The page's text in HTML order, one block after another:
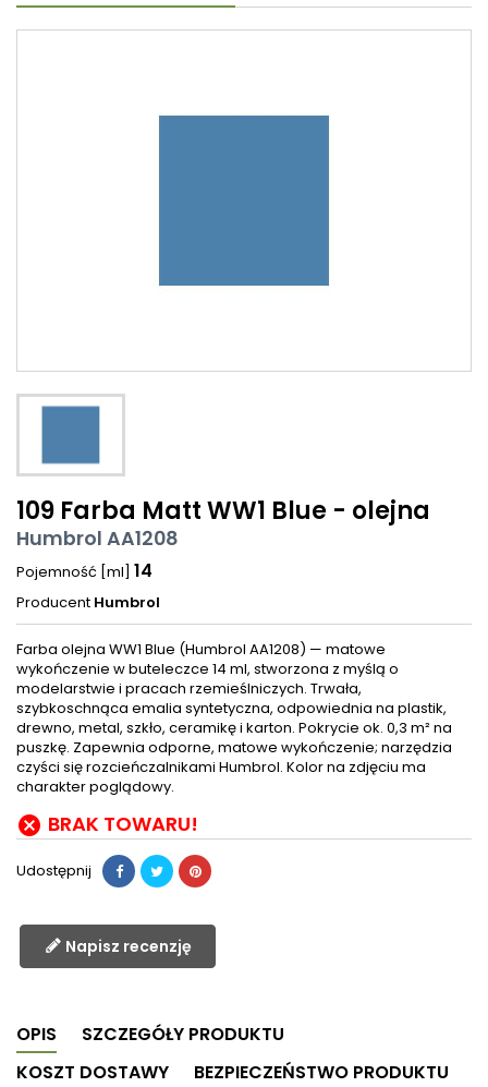
109 Farba Matt WW1 Blue - olejna
Humbrol AA1208
Pojemność [ml] 14
Producent Humbrol
Farba olejna WW1 Blue (Humbrol AA1208) — matowe
wykończenie w buteleczce 14 ml, stworzona z myślą o
modelarstwie i pracach rzemieślniczych. Trwała,
szybkoschnąca emalia syntetyczna, odpowiednia na plastik,
drewno, metal, szkło, ceramikę i karton. Pokrycie ok. 0,3 m² na
puszkę. Zapewnia odporne, matowe wykończenie; narzędzia
czyści się rozcieńczalnikami Humbrol. Kolor na zdjęciu ma
charakter poglądowy.
 BRAK TOWARU!
Udostępnij
Napisz recenzję
OPIS
SZCZEGÓŁY PRODUKTU
KOSZT DOSTAWY
BEZPIECZEŃSTWO PRODUKTU